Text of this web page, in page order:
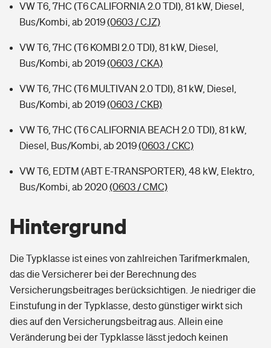
VW T6, 7HC (T6 CALIFORNIA 2.0 TDI), 81 kW, Diesel,
Bus/Kombi, ab 2019(0603 / CJZ)
VW T6, 7HC (T6 KOMBI 2.0 TDI), 81 kW, Diesel,
Bus/Kombi, ab 2019(0603 / CKA)
VW T6, 7HC (T6 MULTIVAN 2.0 TDI), 81 kW, Diesel,
Bus/Kombi, ab 2019(0603 / CKB)
VW T6, 7HC (T6 CALIFORNIA BEACH 2.0 TDI), 81 kW,
Diesel, Bus/Kombi, ab 2019(0603 / CKC)
VW T6, EDTM (ABT E-TRANSPORTER), 48 kW, Elektro,
Bus/Kombi, ab 2020(0603 / CMC)
Hintergrund
Die Typklasse ist eines von zahlreichen Tarifmerkmalen,
das die Versicherer bei der Berechnung des
Versicherungsbeitrages berücksichtigen. Je niedriger die
Einstufung in der Typklasse, desto günstiger wirkt sich
dies auf den Versicherungsbeitrag aus. Allein eine
Veränderung bei der Typklasse lässt jedoch keinen